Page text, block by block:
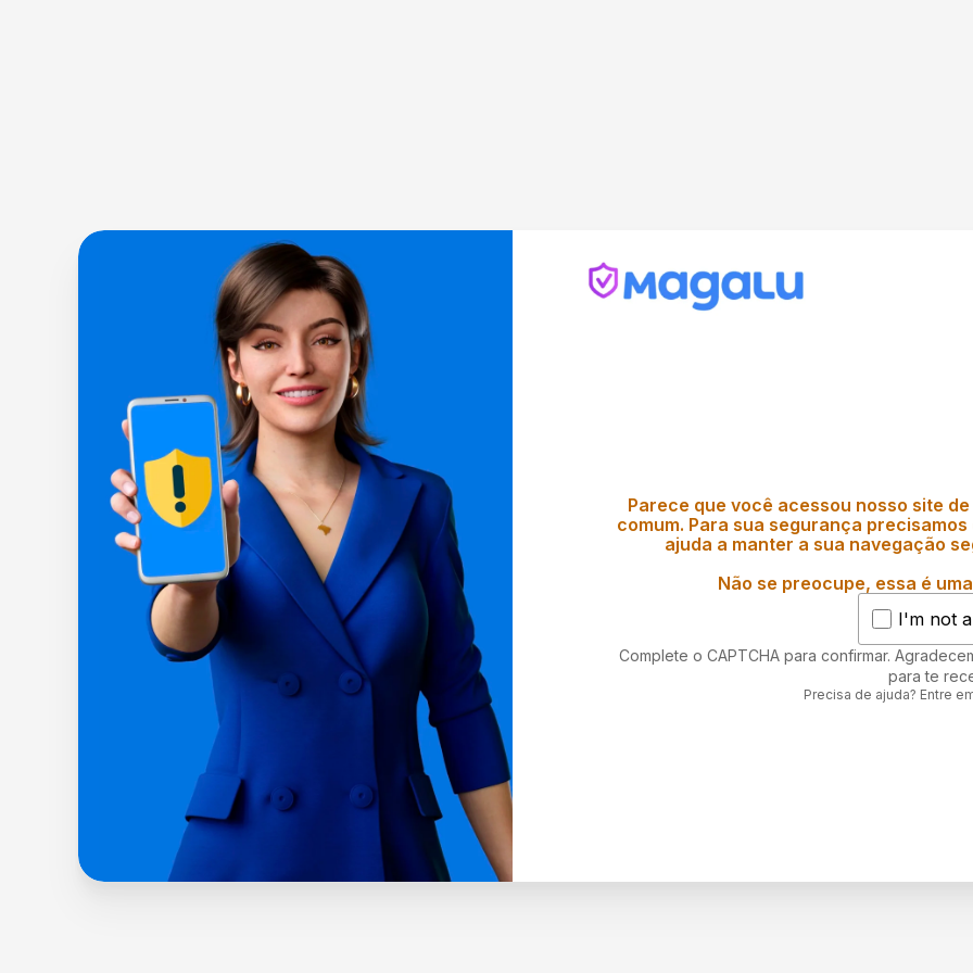
Parece que você acessou nosso site
comum. Para sua segurança
ajuda a manter a sua navegação
Não se preocupe, essa é
I'm not
Complete o CAPTCHA para confirmar.
para te
Precisa de ajuda? Entre